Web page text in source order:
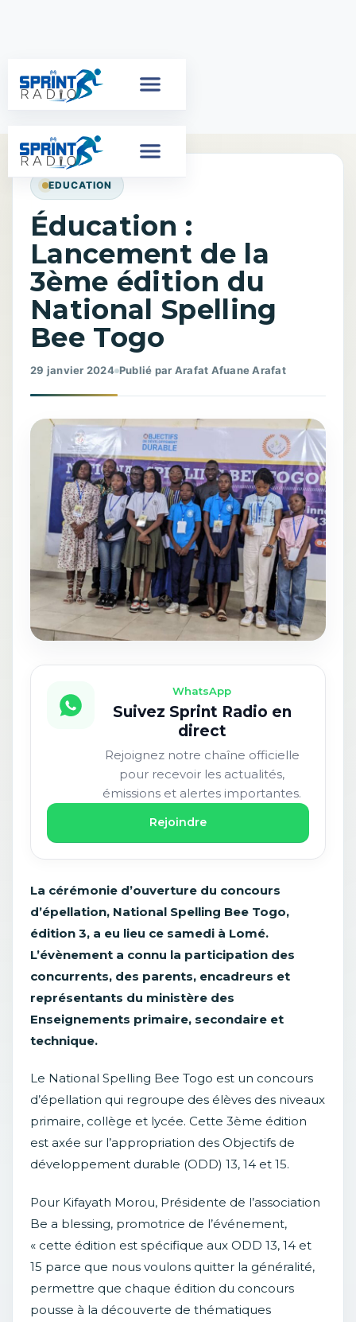
EDUCATION
Éducation :
Lancement de la
3ème édition du
National Spelling
Bee Togo
29 janvier 2024 Publié par Arafat Afuane Arafat
WhatsApp
Suivez Sprint Radio en
direct
Rejoignez notre chaîne officielle
pour recevoir les actualités,
émissions et alertes importantes.
Rejoindre
La cérémonie d’ouverture du concours
d’épellation, National Spelling Bee Togo,
édition 3, a eu lieu ce samedi à Lomé.
L’évènement a connu la participation des
concurrents, des parents, encadreurs et
représentants du ministère des
Enseignements primaire, secondaire et
technique.
Le National Spelling Bee Togo est un concours
d’épellation qui regroupe des élèves des niveaux
primaire, collège et lycée. Cette 3ème édition
est axée sur l’appropriation des Objectifs de
développement durable (ODD) 13, 14 et 15.
Pour Kifayath Morou, Présidente de l’association
Be a blessing, promotrice de l’événement,
« cette édition est spécifique aux ODD 13, 14 et
15 parce que nous voulons quitter la généralité,
permettre que chaque édition du concours
pousse à la découverte de thématiques